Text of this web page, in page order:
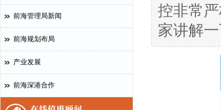
控非常
家讲解
前海管理局新闻
前海规划布局
产业发展
前海深港合作